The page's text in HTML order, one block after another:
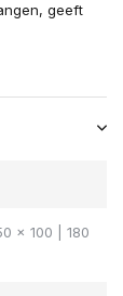
geeft
x 100 | 180